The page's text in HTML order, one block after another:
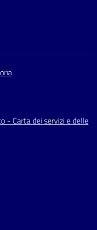
- Carta dei servizi e delle